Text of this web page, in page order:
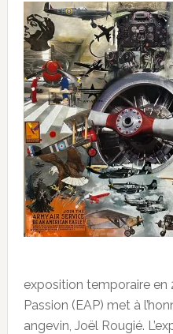
exposition temporaire en
Passion (EAP) met à
angevin, Joël Rougié.